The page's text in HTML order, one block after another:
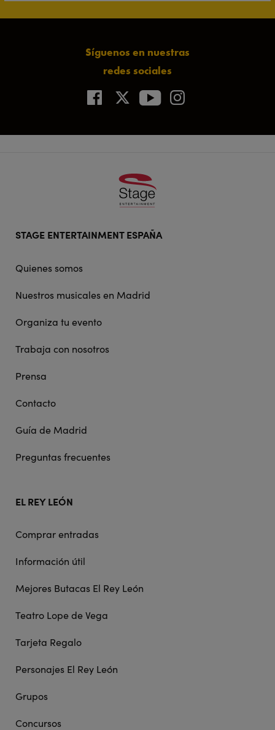
Síguenos en nuestras
redes sociales
doormat
STAGE ENTERTAINMENT ESPAÑA
Quienes somos
Nuestros musicales en Madrid
Organiza tu evento
Trabaja con nosotros
Prensa
Contacto
Guía de Madrid
Preguntas frecuentes
EL REY LEÓN
Comprar entradas
Información útil
Mejores Butacas El Rey León
Teatro Lope de Vega
Tarjeta Regalo
Personajes El Rey León
Grupos
Concursos